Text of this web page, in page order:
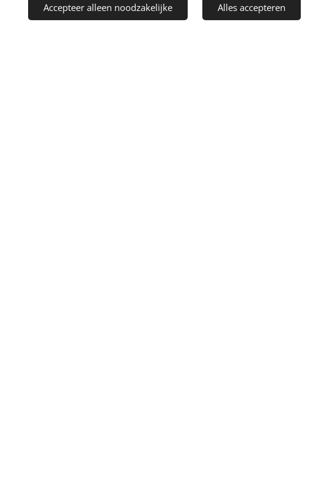
Materiaal
Accepteer alleen noodzakelijke Alles accepteren